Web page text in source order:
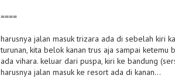
====
harusnya jalan masuk trizara ada di sebelah kiri
turunan, kita belok kanan trus aja sampai
ada vihara. keluar dari puspa, kiri ke bandung
harusnya jalan masuk ke resort ada di kanan...